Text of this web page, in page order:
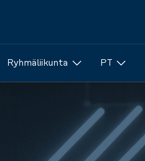
Ryhmäliikunta PT